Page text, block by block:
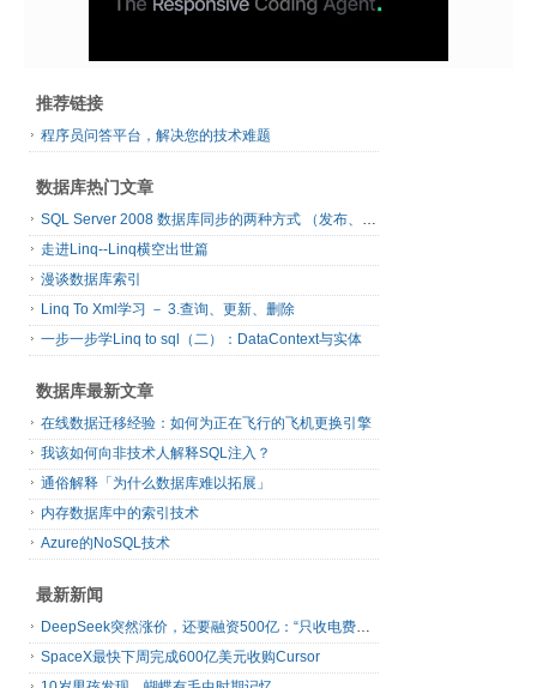
推荐链接
程序员问答平台，解决您的技术难题
数据库热门文章
SQL Server 2008 数据库同步的两种方式 （发布、订阅）
走进Linq--Linq横空出世篇
漫谈数据库索引
Linq To Xml学习 － 3.查询、更新、删除
一步一步学Linq to sql（二）：DataContext与实体
数据库最新文章
在线数据迁移经验：如何为正在飞行的飞机更换引擎
我该如何向非技术人解释SQL注入？
通俗解释「为什么数据库难以拓展」
内存数据库中的索引技术
Azure的NoSQL技术
最新新闻
DeepSeek突然涨价，还要融资500亿：“只收电费钱”的梁文锋，变了吗？
SpaceX最快下周完成600亿美元收购Cursor